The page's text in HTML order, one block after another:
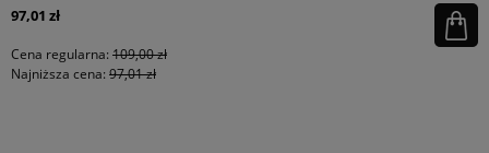
97,01 zł
Cena regularna: 109,00 zł
Najniższa cena: 97,01 zł